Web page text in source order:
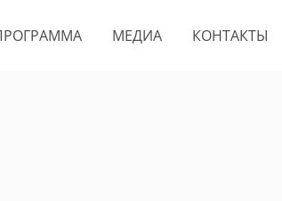
МЕДИА КОНТАКТЫ